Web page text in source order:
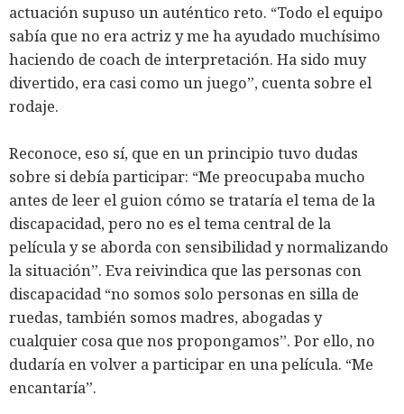
actuación supuso un auténtico reto. “Todo el equipo
sabía que no era actriz y me ha ayudado muchísimo
haciendo de coach de interpretación. Ha sido muy
divertido, era casi como un juego”, cuenta sobre el
rodaje.
Reconoce, eso sí, que en un principio tuvo dudas
sobre si debía participar: “Me preocupaba mucho
antes de leer el guion cómo se trataría el tema de la
discapacidad, pero no es el tema central de la
película y se aborda con sensibilidad y normalizando
la situación”. Eva reivindica que las personas con
discapacidad “no somos solo personas en silla de
ruedas, también somos madres, abogadas y
cualquier cosa que nos propongamos”. Por ello, no
dudaría en volver a participar en una película. “Me
encantaría”.